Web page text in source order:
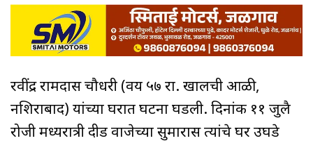
रवींद्र रामदास चौधरी (वय ५७ रा. खालची आळी,
नशिराबाद) यांच्या घरात घटना घडली. दिनांक ११ जुलै
रोजी मध्यरात्री दीड वाजेच्या सुमारास त्यांचे घर उघडे